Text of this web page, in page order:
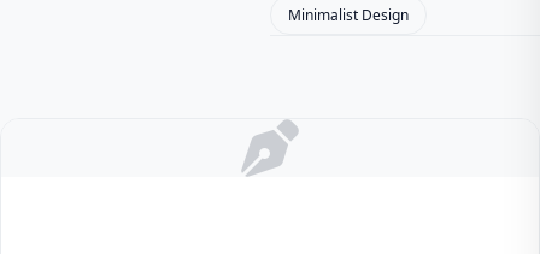
Minimalist Design